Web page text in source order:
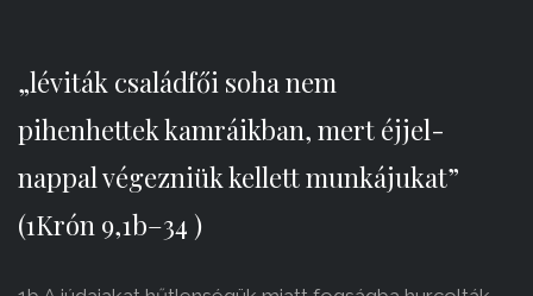
„léviták családfői soha nem
pihenhettek kamráikban, mert éjjel-
nappal végezniük kellett munkájukat”
(1Krón 9,1b–34 )